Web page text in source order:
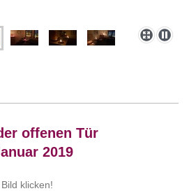
offenen Tür
2019
klicken!